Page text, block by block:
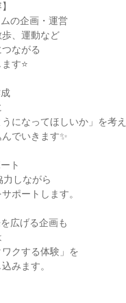
の企画・運営
、運動など
ながる
す⭐
うになってほしいか」を考え
でいきます✨
ト
力しながら
ポートします。
広げる企画も
ワクする体験」を
みます。